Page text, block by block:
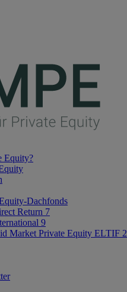
Equity?
Dachfonds
Return 7
9
Market Private Equity ELTIF 2